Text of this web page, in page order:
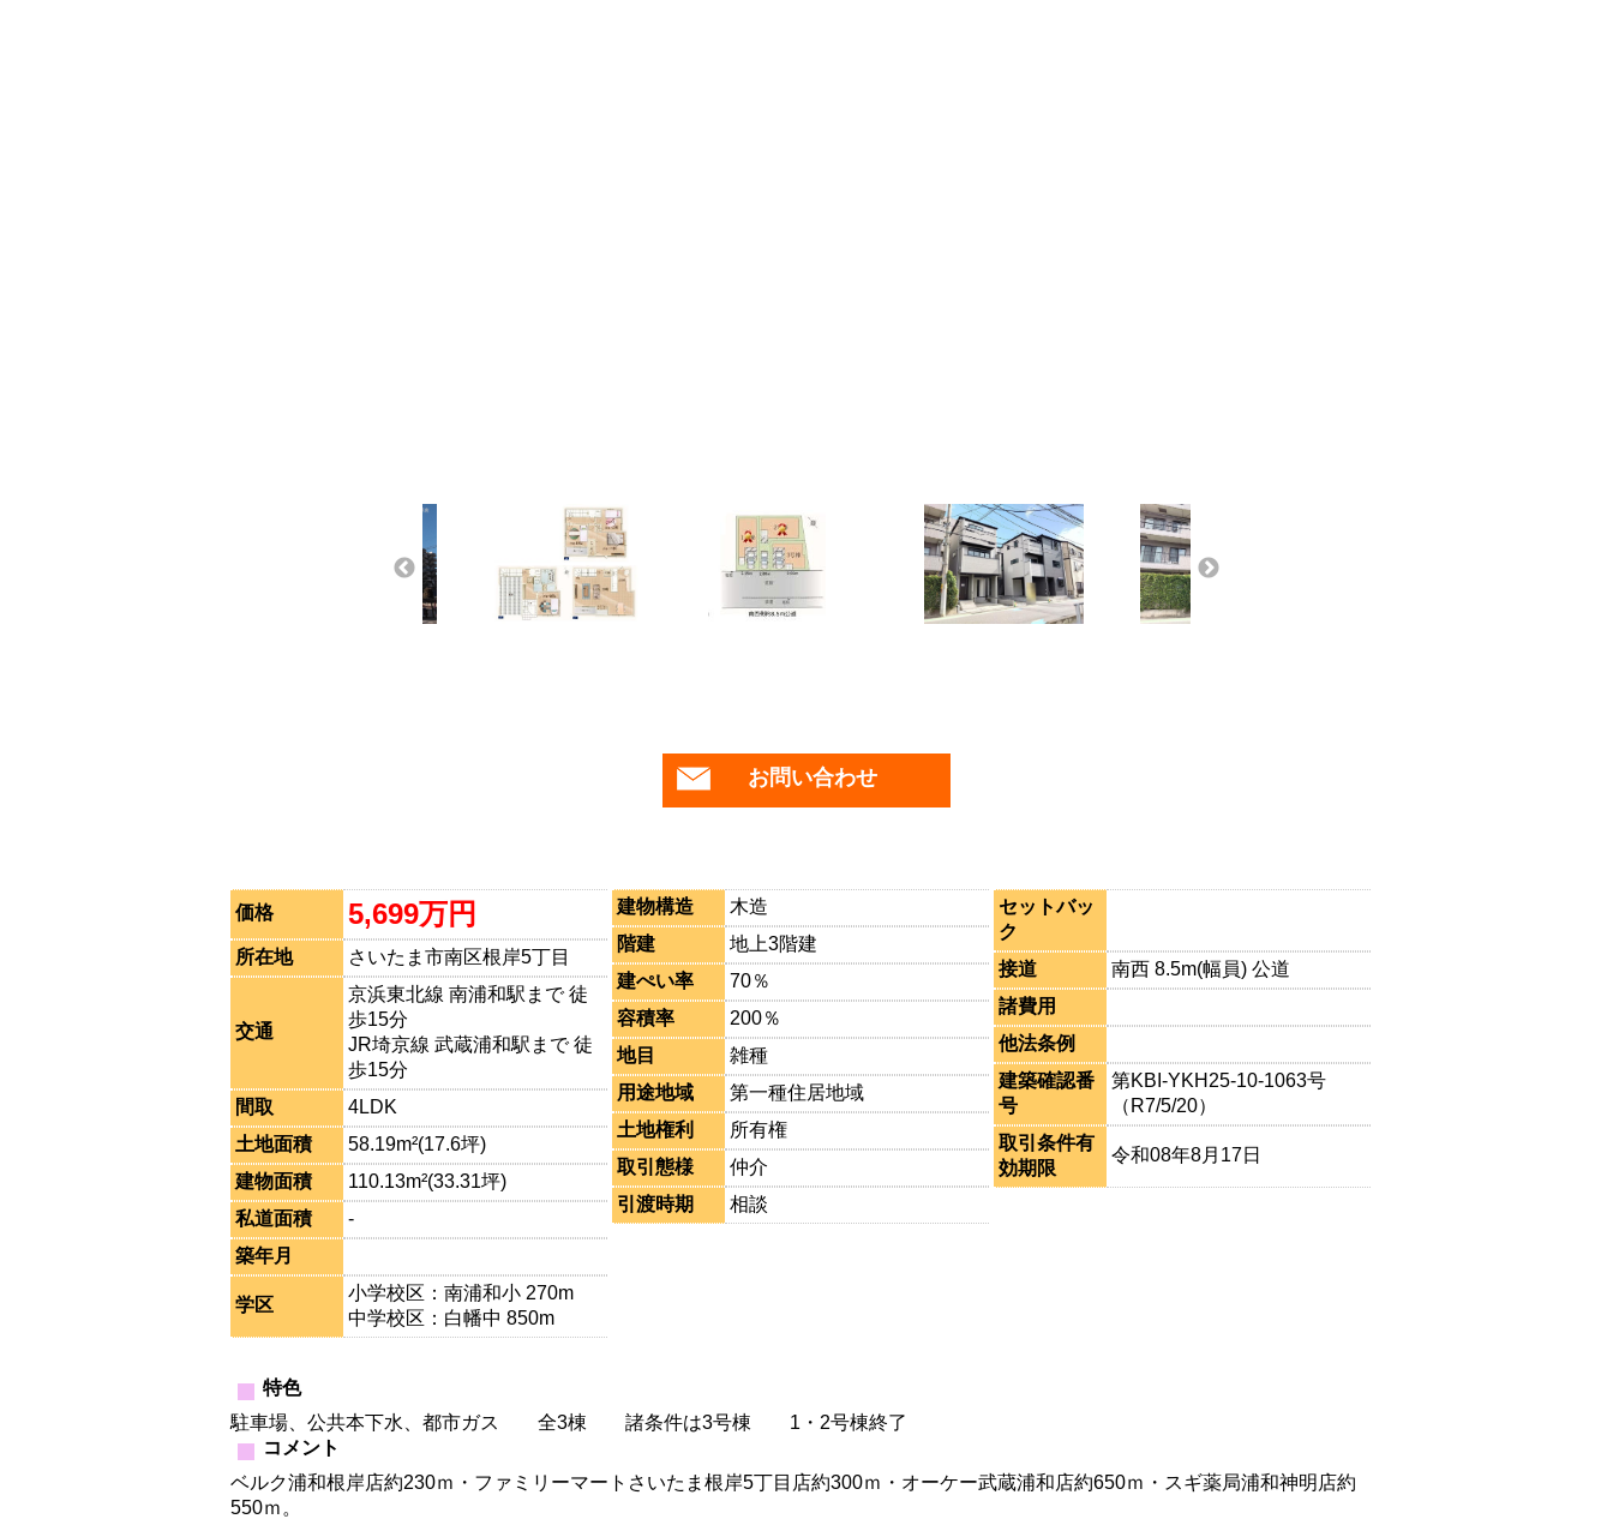
お問い合わせ
価格 5,699万円
所在地 さいたま市南区根岸5丁目
交通
京浜東北線 南浦和駅まで 徒
歩15分
JR埼京線 武蔵浦和駅まで 徒
歩15分
間取
4LDK
土地面積
58.19m²(17.6坪)
建物面積
110.13m²(33.31坪)
私道面積
-
築年月
学区
小学校区：南浦和小 270m
中学校区：白幡中 850m
建物構造
木造
階建
地上3階建
建ぺい率
70％
容積率
200％
地目
雑種
用途地域
第一種住居地域
土地権利
所有権
取引態様
仲介
引渡時期
相談
セットバッ
ク
接道
南西 8.5m(幅員) 公道
諸費用
他法条例
建築確認番
号
第KBI-YKH25-10-1063号
（R7/5/20）
取引条件有
効期限
令和08年8月17日
特色
駐車場、公共本下水、都市ガス 全3棟 諸条件は3号棟 1・2号棟終了
コメント
ベルク浦和根岸店約230ｍ・ファミリーマートさいたま根岸5丁目店約300ｍ・オーケー武蔵浦和店約650ｍ・スギ薬局浦和神明店約
550ｍ。